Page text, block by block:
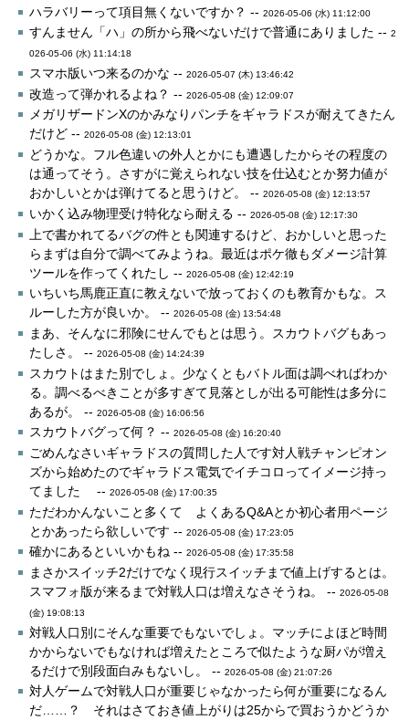
ハラバリーって項目無くないですか？ --2026-05-06 (水) 11:12:00
すんません「ハ」の所から飛べないだけで普通にありました --2
026-05-06 (水) 11:14:18
スマホ版いつ来るのかな --2026-05-07 (木) 13:46:42
改造って弾かれるよね？ --2026-05-08 (金) 12:09:07
メガリザードンXのかみなりパンチをギャラドスが耐えてきたん
だけど --2026-05-08 (金) 12:13:01
どうかな。フル色違いの外人とかにも遭遇したからその程度の
は通ってそう。さすがに覚えられない技を仕込むとか努力値が
おかしいとかは弾けてると思うけど。 --2026-05-08 (金) 12:13:57
いかく込み物理受け特化なら耐える --2026-05-08 (金) 12:17:30
上で書かれてるバグの件とも関連するけど、おかしいと思った
らまずは自分で調べてみようね。最近はポケ徹もダメージ計算
ツールを作ってくれたし --2026-05-08 (金) 12:42:19
いちいち馬鹿正直に教えないで放っておくのも教育かもな。ス
ルーした方が良いか。 --2026-05-08 (金) 13:54:48
まあ、そんなに邪険にせんでもとは思う。スカウトバグもあっ
たしさ。 --2026-05-08 (金) 14:24:39
スカウトはまた別でしょ。少なくともバトル面は調べればわか
る。調べるべきことが多すぎて見落としが出る可能性は多分に
あるが。 --2026-05-08 (金) 16:06:56
スカウトバグって何？ --2026-05-08 (金) 16:20:40
ごめんなさいギャラドスの質問した人です対人戦チャンピオン
ズから始めたのでギャラドス電気でイチコロってイメージ持っ
てました --2026-05-08 (金) 17:00:35
ただわかんないこと多くて よくあるQ&Aとか初心者用ページ
とかあったら欲しいです --2026-05-08 (金) 17:23:05
確かにあるといいかもね --2026-05-08 (金) 17:35:58
まさかスイッチ2だけでなく現行スイッチまで値上げするとは。
スマフォ版が来るまで対戦人口は増えなさそうね。 --2026-05-08
(金) 19:08:13
対戦人口別にそんな重要でもないでしょ。マッチによほど時間
かからないでもなければ増えたところで似たような厨パが増え
るだけで別段面白みもないし。 --2026-05-08 (金) 21:07:26
対人ゲームで対戦人口が重要じゃなかったら何が重要になるん
だ……？ それはさておき値上がりは25からで買おうかどうか